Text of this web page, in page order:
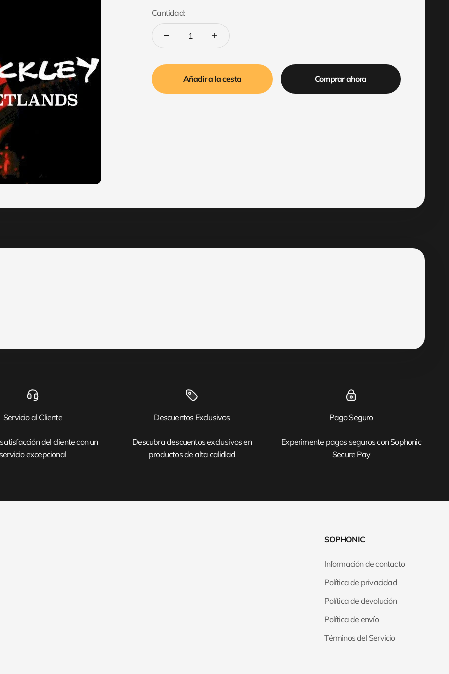
Cantidad:
Añadir a la cesta Comprar ahora
Servicio al Cliente
del cliente con un
excepcional
Descuentos Exclusivos
Descubra descuentos exclusivos en
productos de alta calidad
Pago Seguro
Experimente pagos seguros con Sophonic
Secure Pay
SOPHONIC
Información de contacto
Política de privacidad
Política de devolución
Política de envío
Términos del Servicio